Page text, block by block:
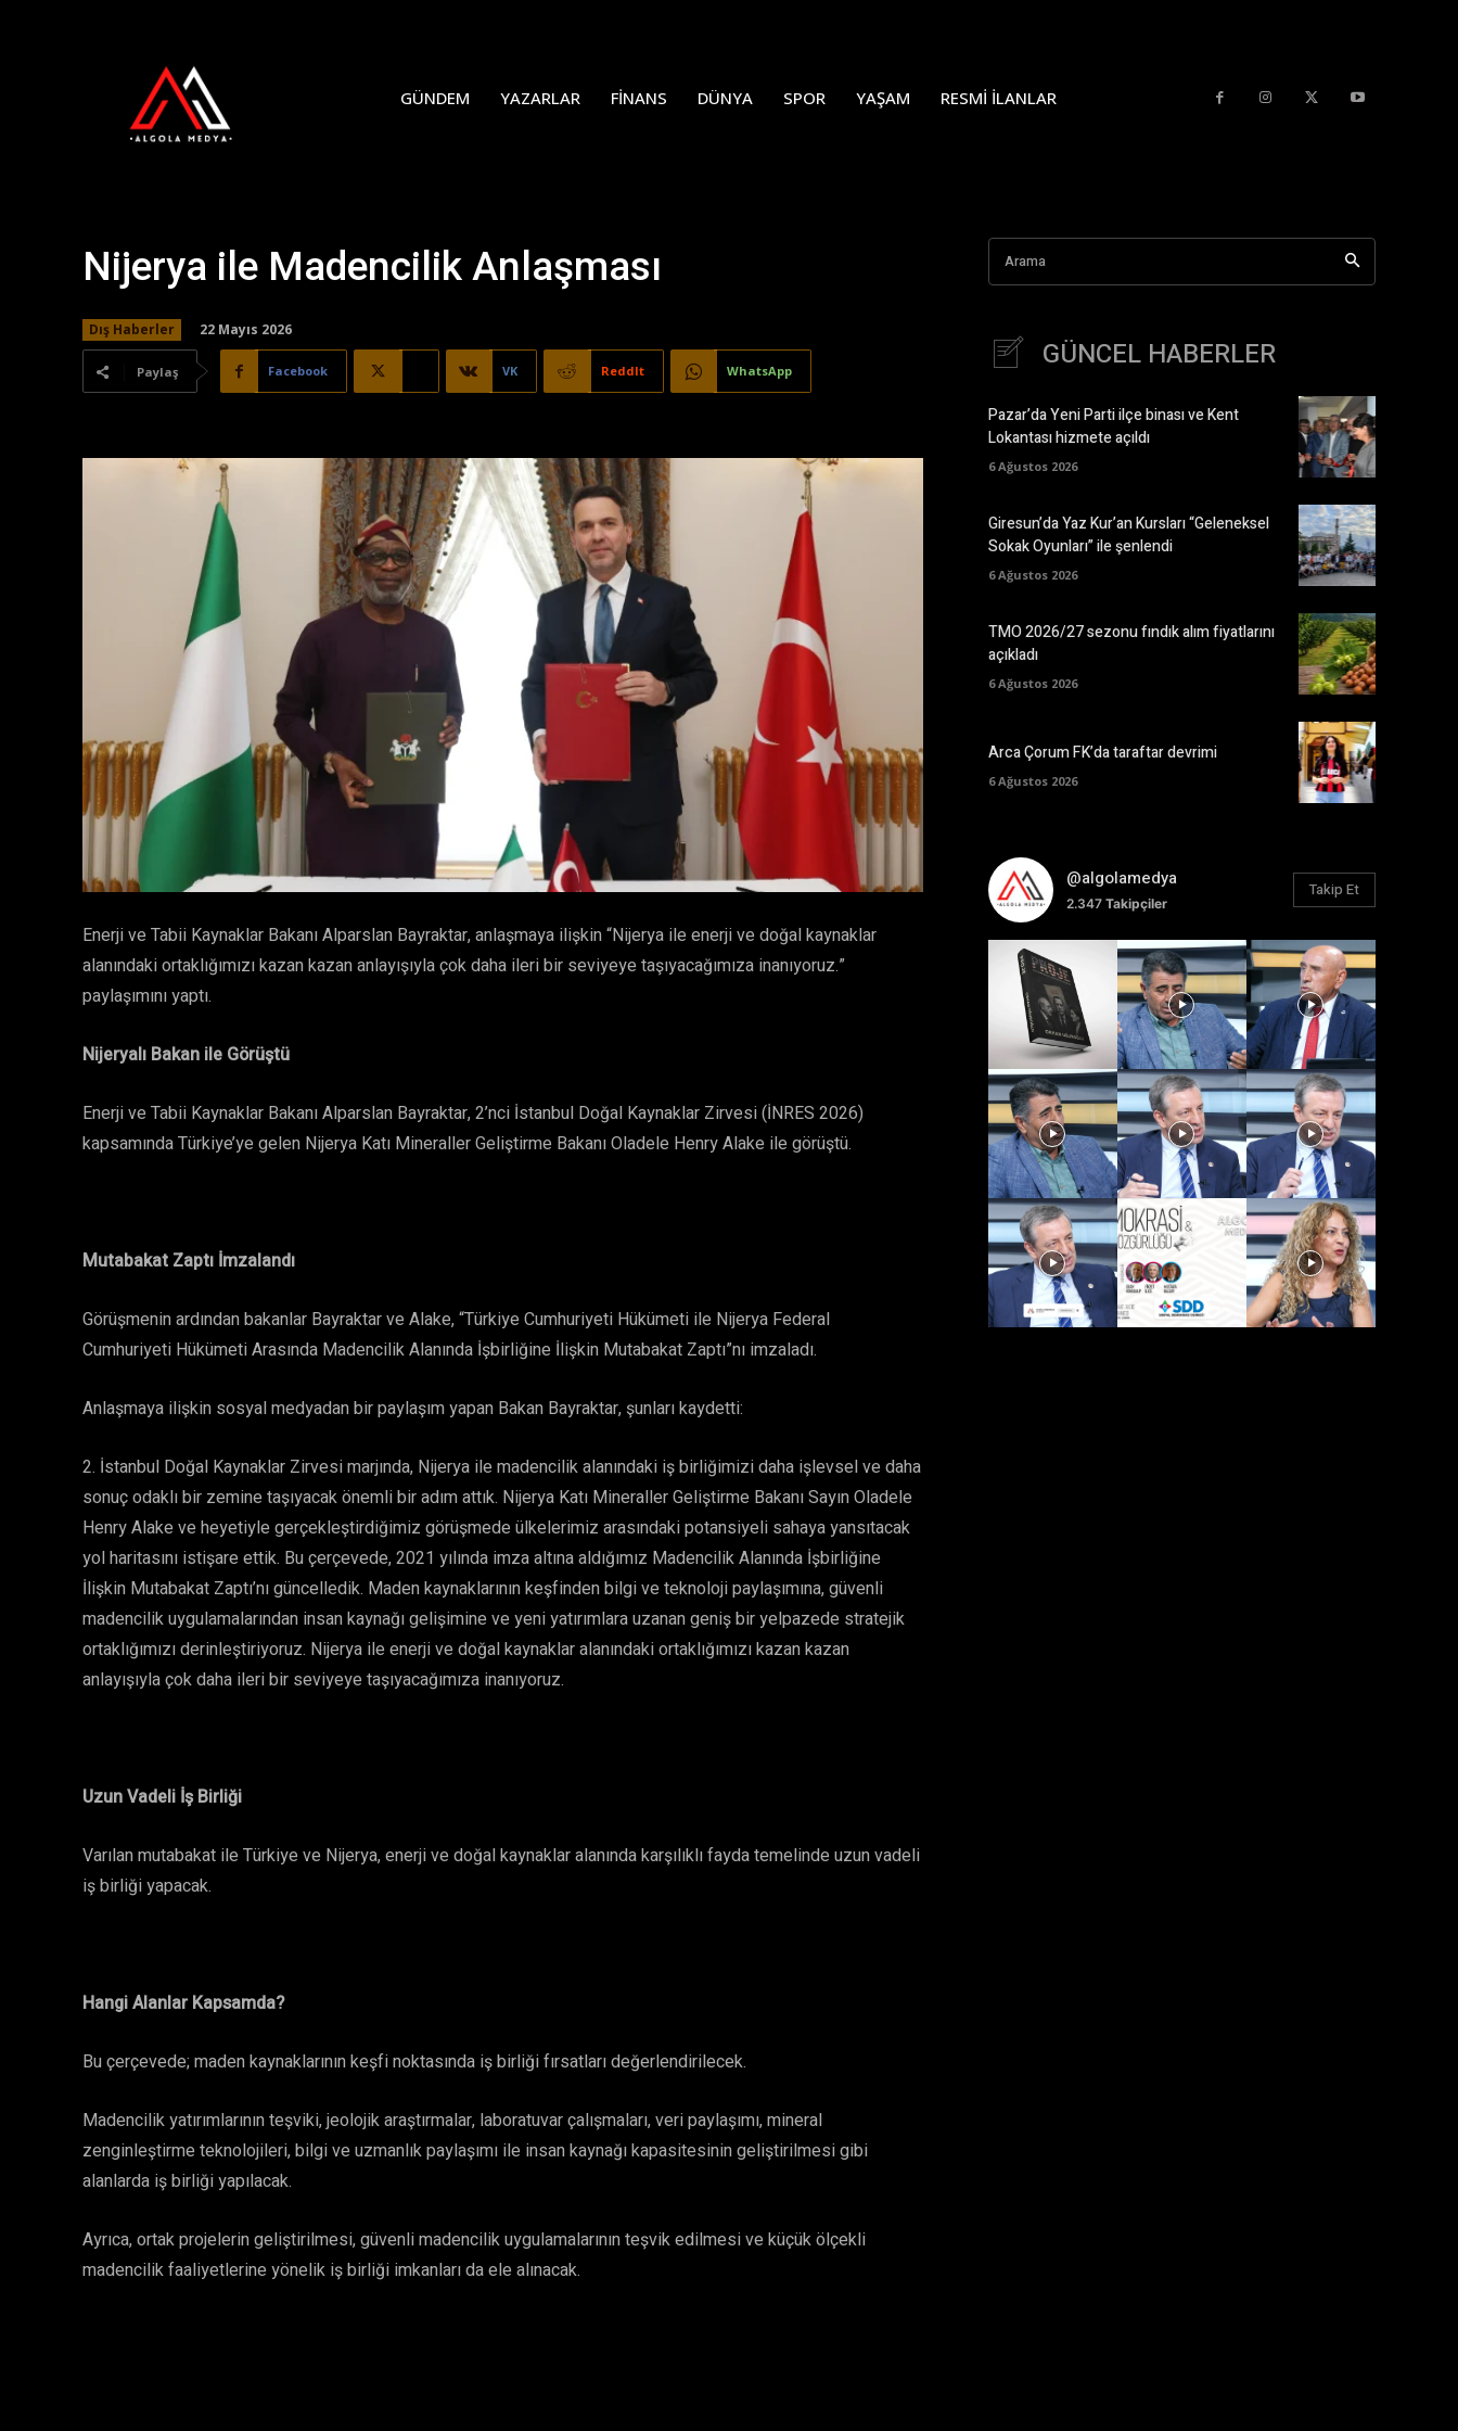
GÜNDEM YAZARLAR FINANS DÜNYA SPOR YAŞAM RESMI İLANLAR
Nijerya ile Madencilik Anlaşması
Dış Haberler 22 Mayıs 2026
Paylaş Facebook VK ReddIt WhatsApp
Enerji ve Tabii Kaynaklar Bakanı Alparslan Bayraktar, anlaşmaya ilişkin “Nijerya ile enerji ve doğal kaynaklar
alanındaki ortaklığımızı kazan kazan anlayışıyla çok daha ileri bir seviyeye taşıyacağımıza inanıyoruz.”
paylaşımını yaptı.
Nijeryalı Bakan ile Görüştü
Enerji ve Tabii Kaynaklar Bakanı Alparslan Bayraktar, 2’nci İstanbul Doğal Kaynaklar Zirvesi (İNRES 2026)
kapsamında Türkiye’ye gelen Nijerya Katı Mineraller Geliştirme Bakanı Oladele Henry Alake ile görüştü.
Mutabakat Zaptı İmzalandı
Görüşmenin ardından bakanlar Bayraktar ve Alake, “Türkiye Cumhuriyeti Hükümeti ile Nijerya Federal
Cumhuriyeti Hükümeti Arasında Madencilik Alanında İşbirliğine İlişkin Mutabakat Zaptı”nı imzaladı.
Anlaşmaya ilişkin sosyal medyadan bir paylaşım yapan Bakan Bayraktar, şunları kaydetti:
2. İstanbul Doğal Kaynaklar Zirvesi marjında, Nijerya ile madencilik alanındaki iş birliğimizi daha işlevsel ve daha
sonuç odaklı bir zemine taşıyacak önemli bir adım attık. Nijerya Katı Mineraller Geliştirme Bakanı Sayın Oladele
Henry Alake ve heyetiyle gerçekleştirdiğimiz görüşmede ülkelerimiz arasındaki potansiyeli sahaya yansıtacak
yol haritasını istişare ettik. Bu çerçevede, 2021 yılında imza altına aldığımız Madencilik Alanında İşbirliğine
İlişkin Mutabakat Zaptı’nı güncelledik. Maden kaynaklarının keşfinden bilgi ve teknoloji paylaşımına, güvenli
madencilik uygulamalarından insan kaynağı gelişimine ve yeni yatırımlara uzanan geniş bir yelpazede stratejik
ortaklığımızı derinleştiriyoruz. Nijerya ile enerji ve doğal kaynaklar alanındaki ortaklığımızı kazan kazan
anlayışıyla çok daha ileri bir seviyeye taşıyacağımıza inanıyoruz.
Uzun Vadeli İş Birliği
Varılan mutabakat ile Türkiye ve Nijerya, enerji ve doğal kaynaklar alanında karşılıklı fayda temelinde uzun vadeli
iş birliği yapacak.
Hangi Alanlar Kapsamda?
Bu çerçevede; maden kaynaklarının keşfi noktasında iş birliği fırsatları değerlendirilecek.
Madencilik yatırımlarının teşviki, jeolojik araştırmalar, laboratuvar çalışmaları, veri paylaşımı, mineral
zenginleştirme teknolojileri, bilgi ve uzmanlık paylaşımı ile insan kaynağı kapasitesinin geliştirilmesi gibi
alanlarda iş birliği yapılacak.
Ayrıca, ortak projelerin geliştirilmesi, güvenli madencilik uygulamalarının teşvik edilmesi ve küçük ölçekli
madencilik faaliyetlerine yönelik iş birliği imkanları da ele alınacak.
Arama
GÜNCEL HABERLER
Pazar’da Yeni Parti ilçe binası ve Kent
Lokantası hizmete açıldı
6 Ağustos 2026
Giresun’da Yaz Kur’an Kursları “Geleneksel
Sokak Oyunları” ile şenlendi
6 Ağustos 2026
TMO 2026/27 sezonu fındık alım fiyatlarını
açıkladı
6 Ağustos 2026
Arca Çorum FK’da taraftar devrimi
6 Ağustos 2026
@algolamedya
2.347Takipçiler
Takip Et